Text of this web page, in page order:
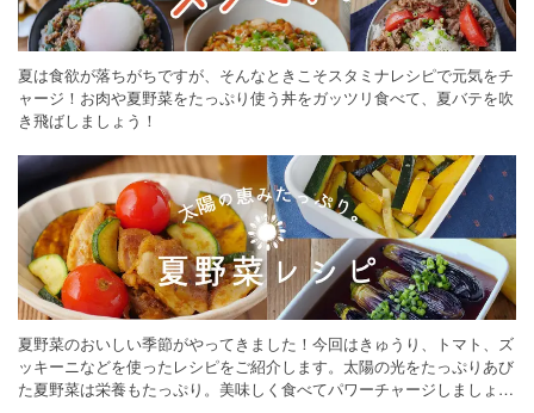
夏は食欲が落ちがちですが、そんなときこそスタミナレシピで元気をチ
ャージ！お肉や夏野菜をたっぷり使う丼をガッツリ食べて、夏バテを吹
き飛ばしましょう！
夏野菜のおいしい季節がやってきました！今回はきゅうり、トマト、ズ
ッキーニなどを使ったレシピをご紹介します。太陽の光をたっぷりあび
た夏野菜は栄養もたっぷり。美味しく食べてパワーチャージしましょう